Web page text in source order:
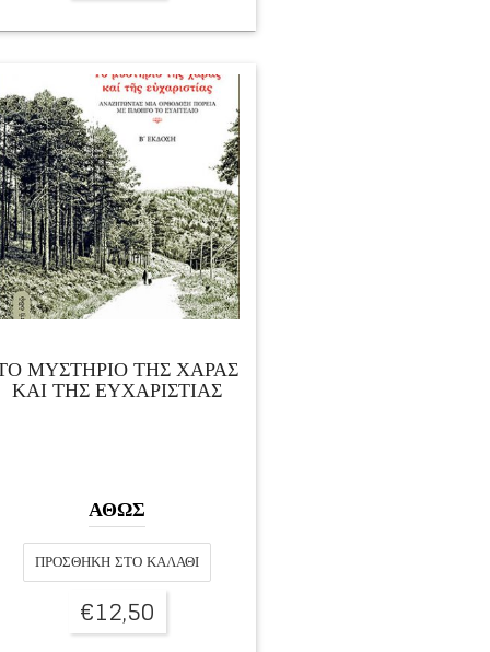
ΜΥΣΤΗΡΙΟ ΤΗΣ ΧΑΡΑΣ
ΚΑΙ ΤΗΣ ΕΥΧΑΡΙΣΤΙΑΣ
ΑΘΩΣ
ΠΡΟΣΘΉΚΗ ΣΤΟ ΚΑΛΆΘΙ
€12,50